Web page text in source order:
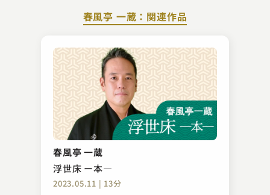
春風亭 一蔵：関連作品
春風亭 一蔵
浮世床 ー本―
2023.05.11 | 13分
金原亭 馬の助
動物園 ～百面相～
2023.08.22 | 15分